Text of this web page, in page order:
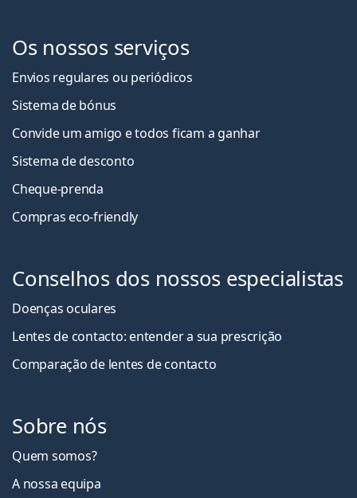
Os nossos serviços
Envios regulares ou periódicos
Sistema de bónus
Convide um amigo e todos ficam a ganhar
Sistema de desconto
Cheque-prenda
Compras eco-friendly
Conselhos dos nossos especialistas
Doenças oculares
Lentes de contacto: entender a sua prescrição
Comparação de lentes de contacto
Sobre nós
Quem somos?
A nossa equipa